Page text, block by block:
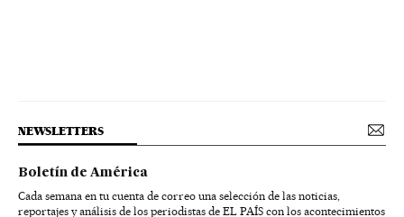
NEWSLETTERS
Boletín de América
Cada semana en tu cuenta de correo una selección de las noticias,
reportajes y análisis de los periodistas de EL PAÍS con los acontecimientos